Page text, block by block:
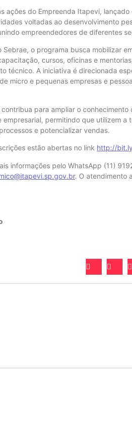
ações do Empreenda Itapevi,
voltadas ao desenvolvimento
empreendedores de diferentes
Sebrae, o programa busca mobilizar
cursos, oficinas e
técnico. A iniciativa é direcionada
micro e pequenas empresas e
para ampliar o
empresarial, permitindo que utilizem
e potencializar vendas.
estão abertas no link http://
informações pelo WhatsApp (11)
. O atendimento